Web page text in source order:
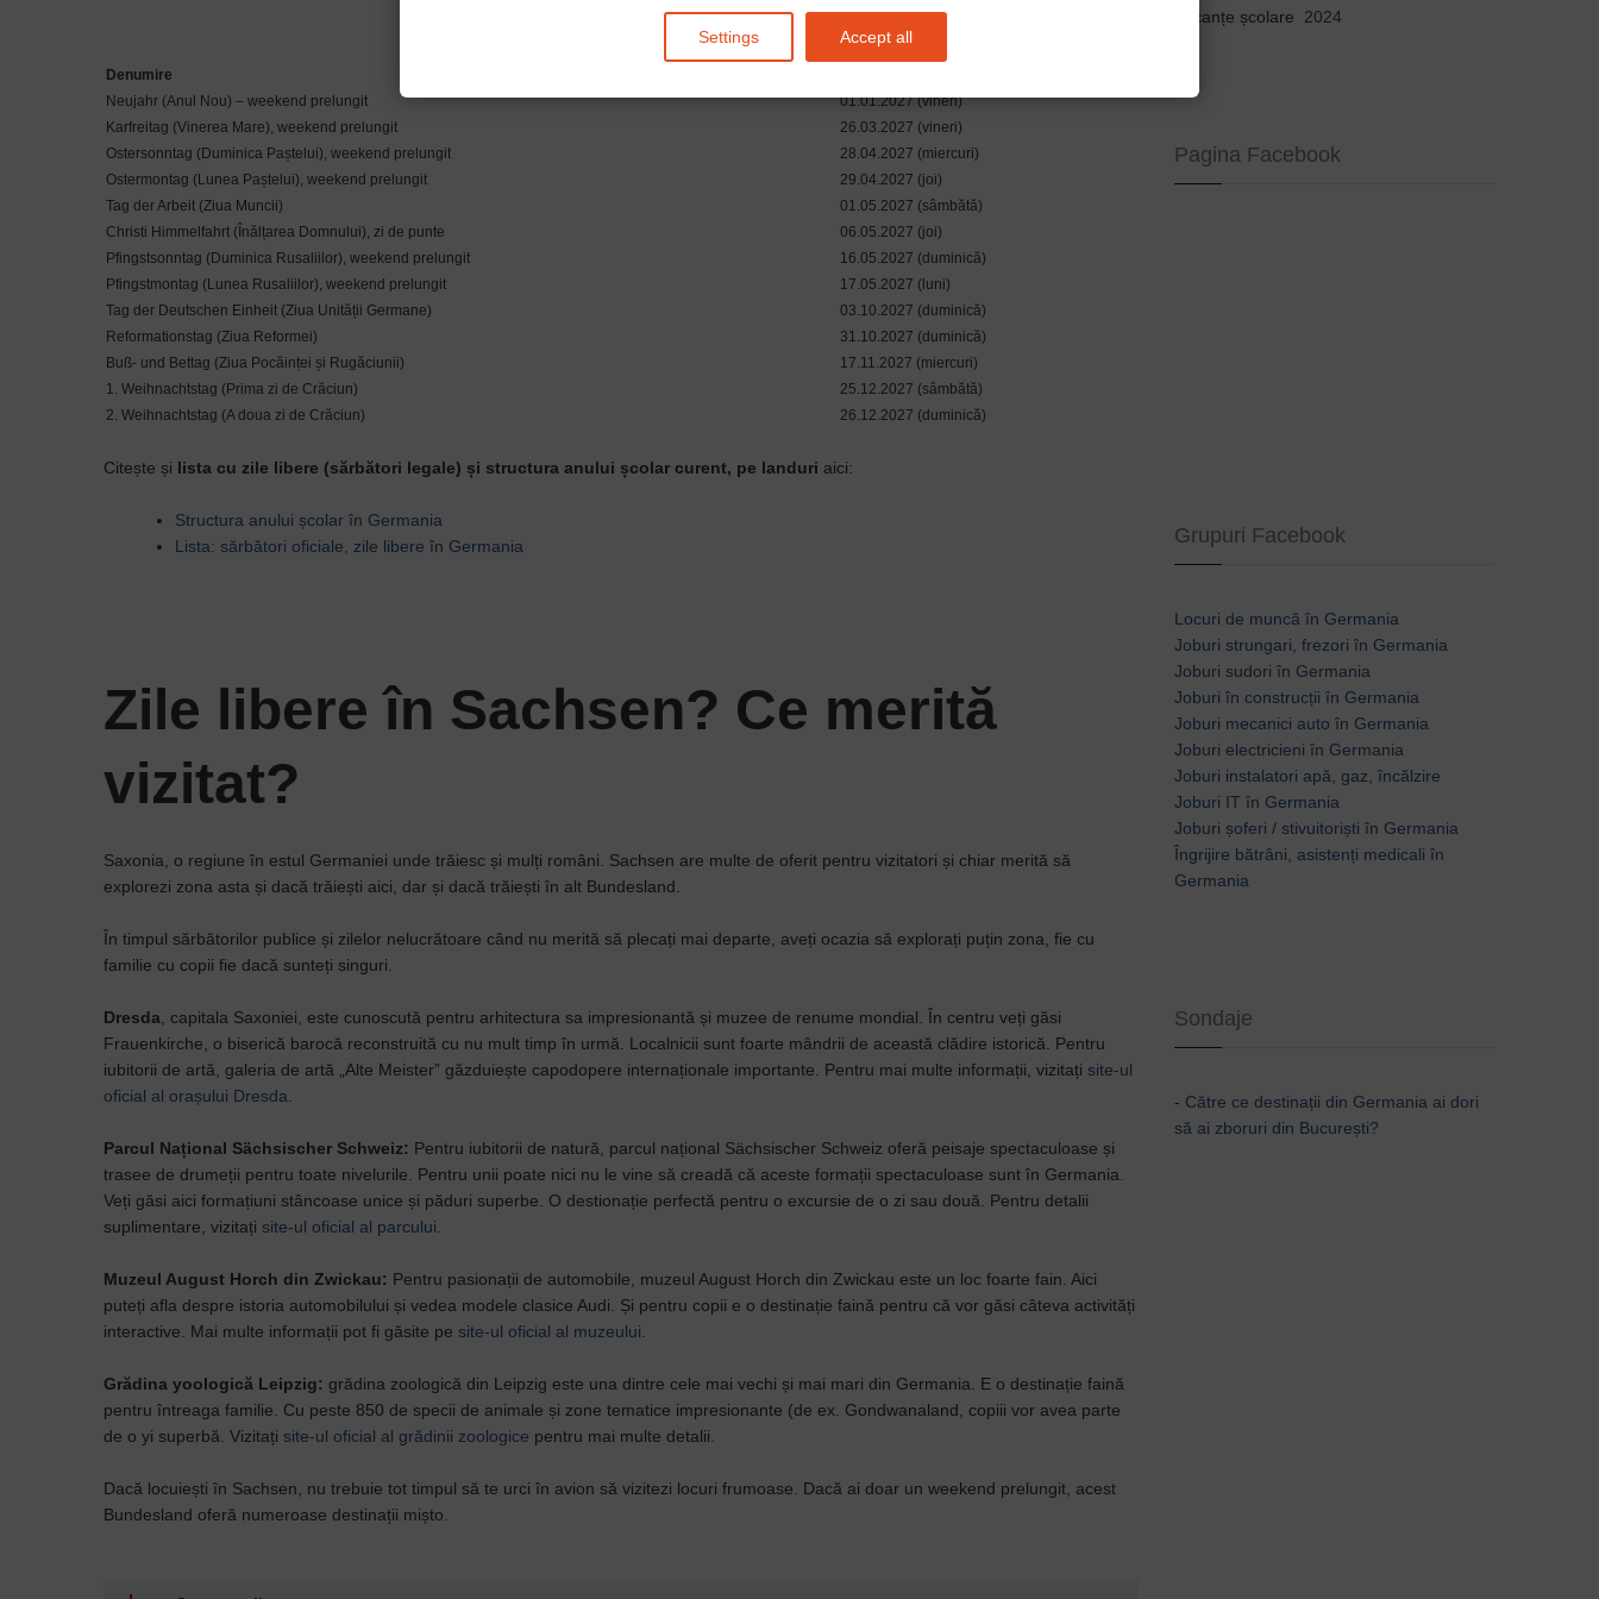
Denumire
Neujahr (Anul Nou) – weekend prelungit
01.01.2027 (vineri)
Karfreitag (Vinerea Mare), weekend prelungit
26.03.2027 (vineri)
Ostersonntag (Duminica Paștelui), weekend prelungit
28.04.2027 (miercuri)
Ostermontag (Lunea Paștelui), weekend prelungit
29.04.2027 (joi)
Tag der Arbeit (Ziua Muncii)
01.05.2027 (sâmbătă)
Christi Himmelfahrt (Înălțarea Domnului), zi de punte
06.05.2027 (joi)
Pfingstsonntag (Duminica Rusaliilor), weekend prelungit
16.05.2027 (duminică)
Pfingstmontag (Lunea Rusaliilor), weekend prelungit
17.05.2027 (luni)
Tag der Deutschen Einheit (Ziua Unității Germane)
03.10.2027 (duminică)
Reformationstag (Ziua Reformei)
31.10.2027 (duminică)
Buß- und Bettag (Ziua Pocăinței și Rugăciunii)
17.11.2027 (miercuri)
1. Weihnachtstag (Prima zi de Crăciun)
25.12.2027 (sâmbătă)
2. Weihnachtstag (A doua zi de Crăciun)
26.12.2027 (duminică)
Citește și lista cu zile libere (sărbători legale) și structura anului școlar curent, pe landuri aici:
Structura anului școlar în Germania
Lista: sărbători oficiale, zile libere în Germania
Zile libere în Sachsen? Ce merită
vizitat?
Saxonia, o regiune în estul Germaniei unde trăiesc și mulți români. Sachsen are multe de oferit pentru vizitatori și chiar merită să
explorezi zona asta și dacă trăiești aici, dar și dacă trăiești în alt Bundesland.
În timpul sărbătorilor publice și zilelor nelucrătoare când nu merită să plecați mai departe, aveți ocazia să explorați puțin zona, fie cu
familie cu copii fie dacă sunteți singuri.
Dresda , capitala Saxoniei, este cunoscută pentru arhitectura sa impresionantă și muzee de renume mondial. În centru veți găsi
Frauenkirche, o biserică barocă reconstruită cu nu mult timp în urmă. Localnicii sunt foarte mândrii de această clădire istorică. Pentru
iubitorii de artă, galeria de artă „Alte Meister” găzduiește capodopere internaționale importante. Pentru mai multe informații, vizitați site-ul
oficial al orașului Dresda
Parcul Național Sächsischer Schweiz: Pentru iubitorii de natură, parcul național Sächsischer Schweiz oferă peisaje spectaculoase și
trasee de drumeții pentru toate nivelurile. Pentru unii poate nici nu le vine să creadă că aceste formații spectaculoase sunt în Germania.
Veți găsi aici formațiuni stâncoase unice și păduri superbe. O destionație perfectă pentru o excursie de o zi sau două. Pentru detalii
suplimentare, vizitați site-ul oficial al parcului
Muzeul August Horch din Zwickau: Pentru pasionații de automobile, muzeul August Horch din Zwickau este un loc foarte fain. Aici
puteți afla despre istoria automobilului și vedea modele clasice Audi. Și pentru copii e o destinație faină pentru că vor găsi câteva activități
interactive. Mai multe informații pot fi găsite pe site-ul oficial al muzeului
Grădina yoologică Leipzig: grădina zoologică din Leipzig este una dintre cele mai vechi și mai mari din Germania. E o destinație faină
pentru întreaga familie. Cu peste 850 de specii de animale și zone tematice impresionante (de ex. Gondwanaland, copiii vor avea parte
de o yi superbă. Vizitați site-ul oficial al grădinii zoologice pentru mai multe detalii.
Dacă locuiești în Sachsen, nu trebuie tot timpul să te urci în avion să vizitezi locuri frumoase. Dacă ai doar un weekend prelungit, acest
Bundesland oferă numeroase destinații mișto.
Vacanțe școlare 2024
Pagina Facebook
Grupuri Facebook
Locuri de muncă în Germania
Joburi strungari, frezori în Germania
Joburi sudori în Germania
Joburi în construcții în Germania
Joburi mecanici auto în Germania
Joburi electricieni în Germania
Joburi instalatori apă, gaz, încălzire
Joburi IT în Germania
Joburi șoferi / stivuitoriști în Germania
Îngrijire bătrâni, asistenți medicali în
Germania
Sondaje
- Către ce destinații din Germania ai dori
să ai zboruri din București?
Settings Accept all